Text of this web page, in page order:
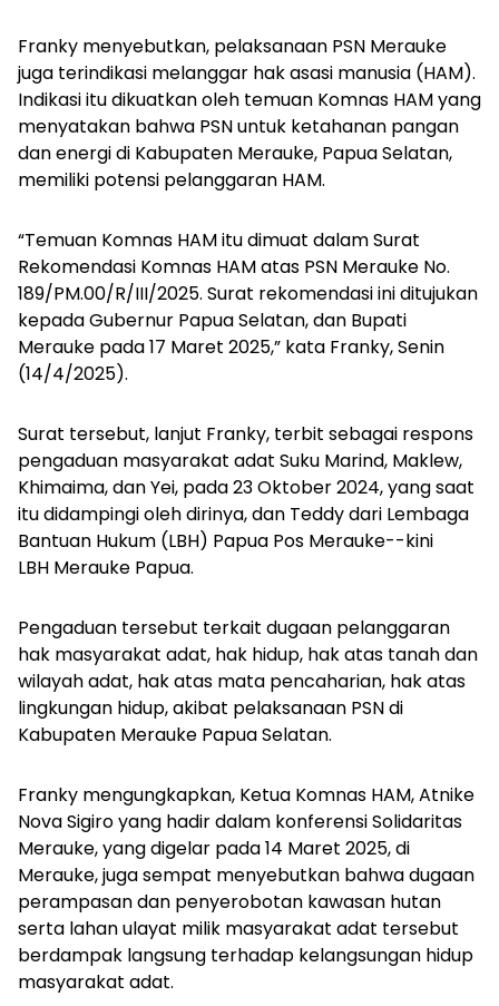
Franky menyebutkan, pelaksanaan PSN Merauke
juga terindikasi melanggar hak asasi manusia (HAM).
Indikasi itu dikuatkan oleh temuan Komnas HAM yang
menyatakan bahwa PSN untuk ketahanan pangan
dan energi di Kabupaten Merauke, Papua Selatan,
memiliki potensi pelanggaran HAM.
“Temuan Komnas HAM itu dimuat dalam Surat
Rekomendasi Komnas HAM atas PSN Merauke No.
189/PM.00/R/III/2025. Surat rekomendasi ini ditujukan
kepada Gubernur Papua Selatan, dan Bupati
Merauke pada 17 Maret 2025,” kata Franky, Senin
(14/4/2025).
Surat tersebut, lanjut Franky, terbit sebagai respons
pengaduan masyarakat adat Suku Marind, Maklew,
Khimaima, dan Yei, pada 23 Oktober 2024, yang saat
itu didampingi oleh dirinya, dan Teddy dari Lembaga
Bantuan Hukum (LBH) Papua Pos Merauke--kini
LBH Merauke Papua.
Pengaduan tersebut terkait dugaan pelanggaran
hak masyarakat adat, hak hidup, hak atas tanah dan
wilayah adat, hak atas mata pencaharian, hak atas
lingkungan hidup, akibat pelaksanaan PSN di
Kabupaten Merauke Papua Selatan.
Franky mengungkapkan, Ketua Komnas HAM, Atnike
Nova Sigiro yang hadir dalam konferensi Solidaritas
Merauke, yang digelar pada 14 Maret 2025, di
Merauke, juga sempat menyebutkan bahwa dugaan
perampasan dan penyerobotan kawasan hutan
serta lahan ulayat milik masyarakat adat tersebut
berdampak langsung terhadap kelangsungan hidup
masyarakat adat.